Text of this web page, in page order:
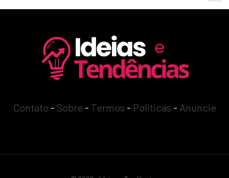
Contato - Sobre - Termos - Politicas - Anuncie